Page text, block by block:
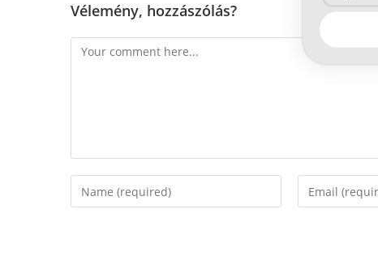
Vélemény, hozzászólás?
Comment
Enter
your
Enter
your